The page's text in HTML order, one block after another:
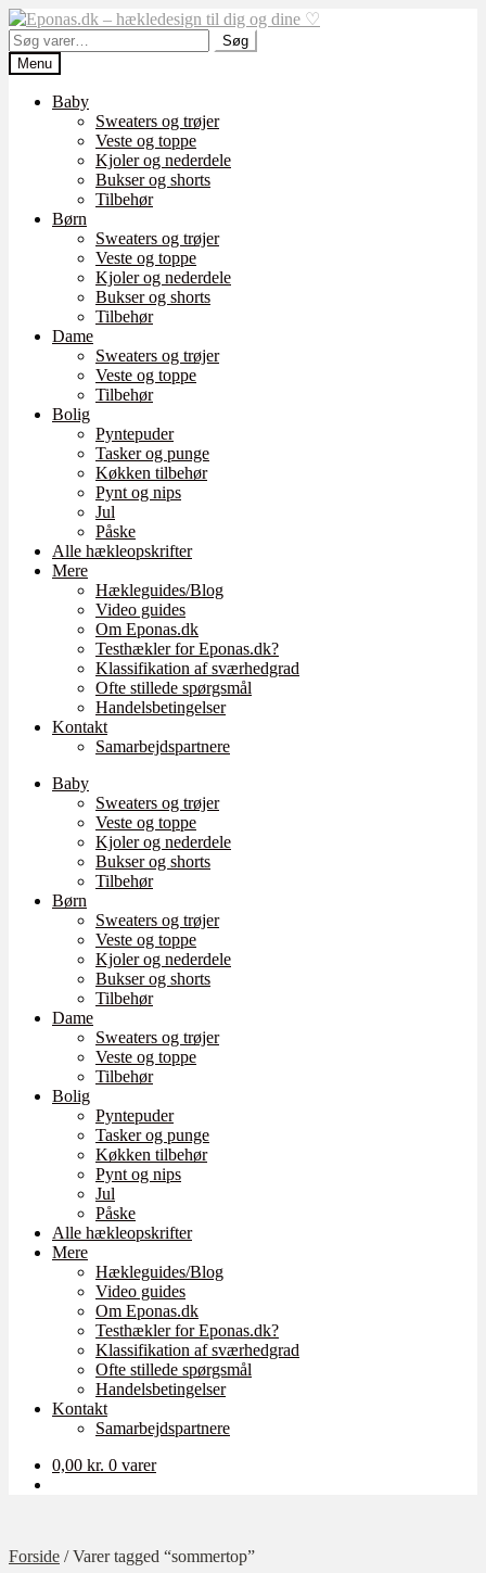
Spring
til
navigation
Spring
til
indhold
Søg
efter:
Søg
Menu
Baby
Sweaters og trøjer
Veste og toppe
Kjoler og nederdele
Bukser og shorts
Tilbehør
Børn
Sweaters og trøjer
Veste og toppe
Kjoler og nederdele
Bukser og shorts
Tilbehør
Dame
Sweaters og trøjer
Veste og toppe
Tilbehør
Bolig
Pyntepuder
Tasker og punge
Køkken tilbehør
Pynt og nips
Jul
Påske
Alle hækleopskrifter
Mere
Hækleguides/Blog
Video guides
Om Eponas.dk
Testhækler for Eponas.dk?
Klassifikation af sværhedgrad
Ofte stillede spørgsmål
Handelsbetingelser
Kontakt
Samarbejdspartnere
Baby
Sweaters og trøjer
Veste og toppe
Kjoler og nederdele
Bukser og shorts
Tilbehør
Børn
Sweaters og trøjer
Veste og toppe
Kjoler og nederdele
Bukser og shorts
Tilbehør
Dame
Sweaters og trøjer
Veste og toppe
Tilbehør
Bolig
Pyntepuder
Tasker og punge
Køkken tilbehør
Pynt og nips
Jul
Påske
Alle hækleopskrifter
Mere
Hækleguides/Blog
Video guides
Om Eponas.dk
Testhækler for Eponas.dk?
Klassifikation af sværhedgrad
Ofte stillede spørgsmål
Handelsbetingelser
Kontakt
Samarbejdspartnere
0,00 kr. 0 varer
Forside /Varer tagged “sommertop”